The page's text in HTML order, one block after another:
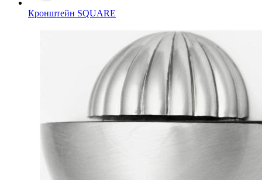
Кронштейн SQUARE